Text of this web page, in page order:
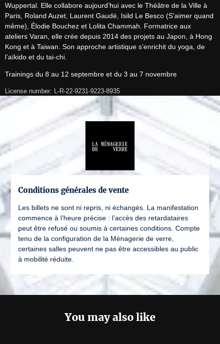
Wuppertal. Elle collabore aujourd’hui avec le Théâtre de la Ville à
Paris, Roland Auzet, Laurent Gaudé, Isild Le Besco (S’aimer quand
même), Élodie Bouchez et Lolita Chammah. Formatrice aux
ateliers Varan, elle crée depuis 2014 des projets au Japon, à Hong
Kong et à Taiwan. Son approche artistique s’enrichit du yoga, de
l’aïkido et du tai-chi.
Trainings du 8 au 12 septembre et du 3 au 7 novembre
License number: L-R-22-9231-9223-8935
Conditions générales de vente
Les billets ne sont ni repris, ni échangés. La manifestation
commence à l’heure précise : l’accès des retardataires
peut être refusé ou soumis à certaines conditions. Compte
tenu de la configuration de la Ménagerie de verre,
certaines salles peuvent ne pas être accessibles au public
à mobilité réduite.
You may also like